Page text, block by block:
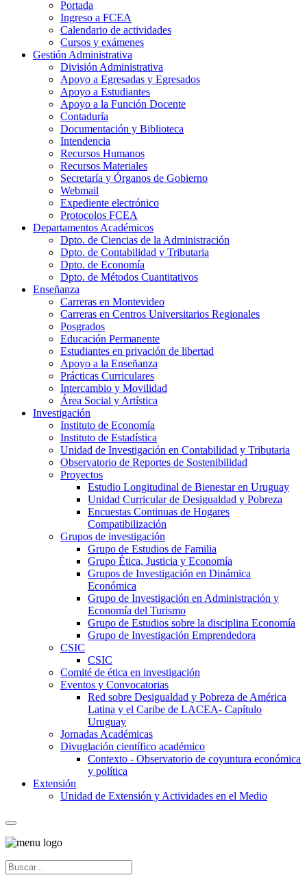
Portada
Ingreso a FCEA
Calendario de actividades
Cursos y exámenes
Gestión Administrativa
División Administrativa
Apoyo a Egresadas y Egresados
Apoyo a Estudiantes
Apoyo a la Función Docente
Contaduría
Documentación y Biblioteca
Intendencia
Recursos Humanos
Recursos Materiales
Secretaría y Órganos de Gobierno
Webmail
Expediente electrónico
Protocolos FCEA
Departamentos Académicos
Dpto. de Ciencias de la Administración
Dpto. de Contabilidad y Tributaria
Dpto. de Economía
Dpto. de Métodos Cuantitativos
Enseñanza
Carreras en Montevideo
Carreras en Centros Universitarios Regionales
Posgrados
Educación Permanente
Estudiantes en privación de libertad
Apoyo a la Enseñanza
Prácticas Curriculares
Intercambio y Movilidad
Área Social y Artística
Investigación
Instituto de Economía
Instituto de Estadística
Unidad de Investigación en Contabilidad y Tributaria
Observatorio de Reportes de Sostenibilidad
Proyectos
Estudio Longitudinal de Bienestar en Uruguay
Unidad Curricular de Desigualdad y Pobreza
Encuestas Continuas de Hogares
Compatibilización
Grupos de investigación
Grupo de Estudios de Familia
Grupo Ética, Justicia y Economía
Grupos de Investigación en Dinámica
Económica
Grupo de Investigación en Administración y
Economía del Turismo
Grupo de Estudios sobre la disciplina Economía
Grupo de Investigación Emprendedora
CSIC
CSIC
Comité de ética en investigación
Eventos y Convocatorias
Red sobre Desigualdad y Pobreza de América
Latina y el Caribe de LACEA- Capítulo
Uruguay
Jornadas Académicas
Divuglación científico académico
Contexto - Observatorio de coyuntura económica
y política
Extensión
Unidad de Extensión y Actividades en el Medio